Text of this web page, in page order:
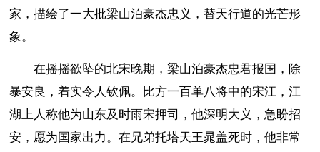
家，描绘了一大批梁山泊豪杰忠义，替天行道的光芒形
象。
在摇摇欲坠的北宋晚期，梁山泊豪杰忠君报国，除
暴安良，着实令人钦佩。比方一百单八将中的宋江，江
湖上人称他为山东及时雨宋押司，他深明大义，急盼招
安，愿为国家出力。在兄弟托塔天王晁盖死时，他非常